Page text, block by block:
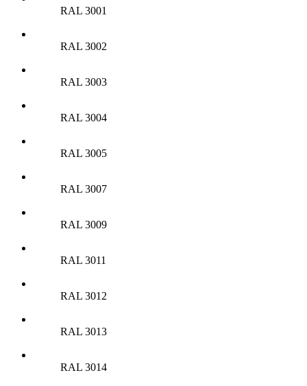
RAL 3001
RAL 3002
RAL 3003
RAL 3004
RAL 3005
RAL 3007
RAL 3009
RAL 3011
RAL 3012
RAL 3013
RAL 3014